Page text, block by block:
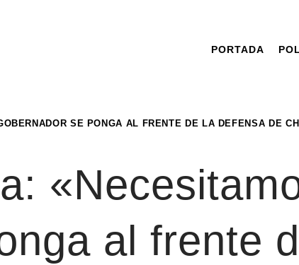
PORTADA
SE PONGA AL FRENTE DE LA DEFENSA DE
al frente